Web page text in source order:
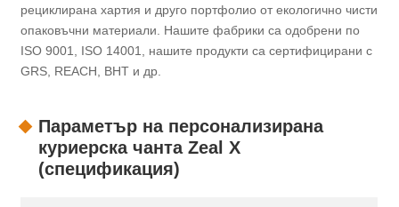
рециклирана хартия и друго портфолио от екологично чисти
опаковъчни материали. Нашите фабрики са одобрени по
ISO 9001, ISO 14001, нашите продукти са сертифицирани с
GRS, REACH, BHT и др.
Параметър на персонализирана
куриерска чанта Zeal X
(спецификация)